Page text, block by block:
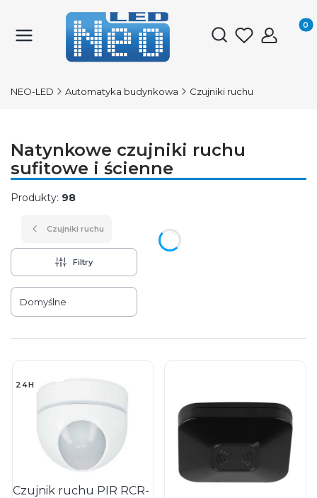
Otwórz
NEO-LED Automatyka budynkowa Czujniki ruchu
Natynkowe czujniki ruchu
sufitowe i ścienne
Produkty: 98
Czujniki ruchu
Filtry
Lista produktów
Domyślne
24H
Czujnik ruchu PIR RCR-